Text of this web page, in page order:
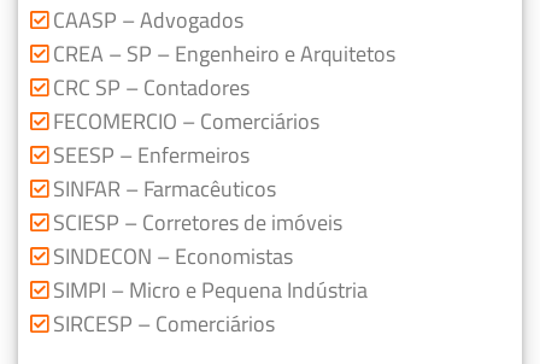
CAASP – Advogados
CREA – SP – Engenheiro e Arquitetos
CRC SP – Contadores
FECOMERCIO – Comerciários
SEESP – Enfermeiros
SINFAR – Farmacêuticos
SCIESP – Corretores de imóveis
SINDECON – Economistas
SIMPI – Micro e Pequena Indústria
SIRCESP – Comerciários